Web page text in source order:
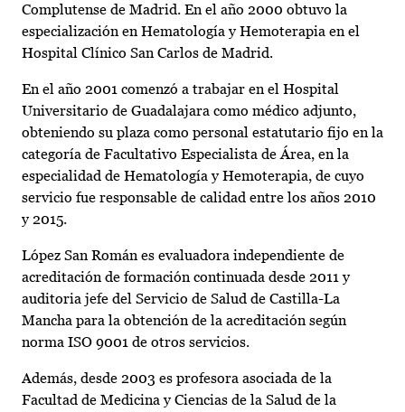
Complutense de Madrid. En el año 2000 obtuvo la
especialización en Hematología y Hemoterapia en el
Hospital Clínico San Carlos de Madrid.
En el año 2001 comenzó a trabajar en el Hospital
Universitario de Guadalajara como médico adjunto,
obteniendo su plaza como personal estatutario fijo en la
categoría de Facultativo Especialista de Área, en la
especialidad de Hematología y Hemoterapia, de cuyo
servicio fue responsable de calidad entre los años 2010
y 2015.
López San Román es evaluadora independiente de
acreditación de formación continuada desde 2011 y
auditoria jefe del Servicio de Salud de Castilla-La
Mancha para la obtención de la acreditación según
norma ISO 9001 de otros servicios.
Además, desde 2003 es profesora asociada de la
Facultad de Medicina y Ciencias de la Salud de la